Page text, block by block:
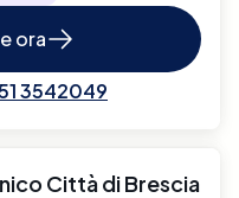
ora
3542049
Città di Brescia